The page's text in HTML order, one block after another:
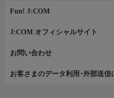
Fun! J:COM
J:COM オフィシャルサイト
お問い合わせ
お客さまのデータ利用･外部送信